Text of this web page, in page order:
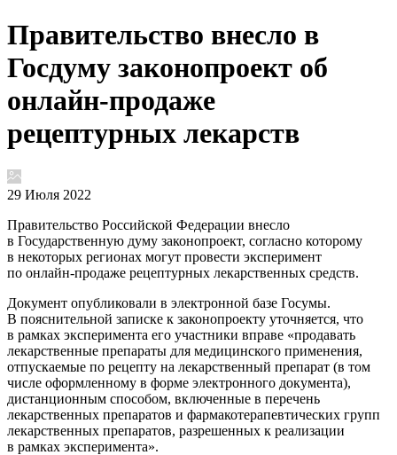
Правительство внесло в
Госдуму законопроект об
онлайн-продаже
рецептурных лекарств
29 Июля 2022
Правительство Российской Федерации внесло
в Государственную думу законопроект, согласно которому
в некоторых регионах могут провести эксперимент
по онлайн-продаже рецептурных лекарственных средств.
Документ опубликовали в электронной базе Госумы.
В пояснительной записке к законопроекту уточняется, что
в рамках эксперимента его участники вправе «продавать
лекарственные препараты для медицинского применения,
отпускаемые по рецепту на лекарственный препарат (в том
числе оформленному в форме электронного документа),
дистанционным способом, включенные в перечень
лекарственных препаратов и фармакотерапевтических групп
лекарственных препаратов, разрешенных к реализации
в рамках эксперимента».